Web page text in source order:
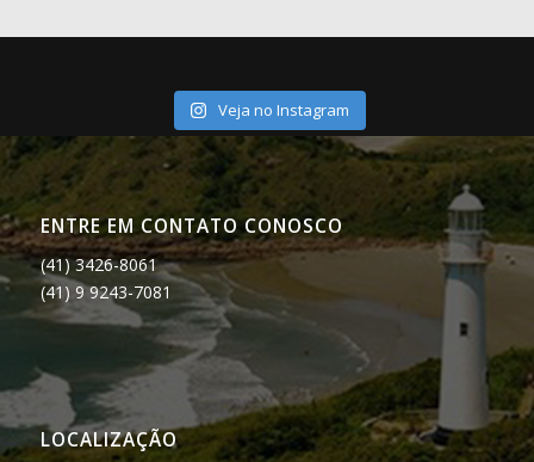
Veja no Instagram
ENTRE EM CONTATO CONOSCO
(41) 3426-8061
(41) 9 9243-7081
LOCALIZAÇÃO